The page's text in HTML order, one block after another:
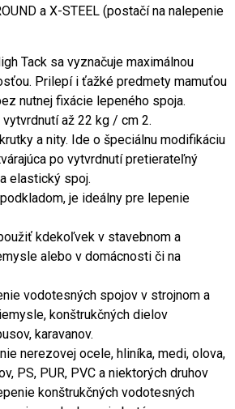
a X-STEEL (postačí na nalepenie
Tack sa vyznačuje maximálnou
Prilepí i ťažké predmety mamuťou
nutnej fixácie lepeného spoja.
až 22 kg / cm 2.
a nity. Ide o špeciálnu modifikáciu
po vytvrdnutí pretierateľný
elastický spoj.
je ideálny pre lepenie
kdekoľvek v stavebnom a
alebo v domácnosti či na
vodotesných spojov v strojnom a
konštrukčných dielov
karavanov.
nerezovej ocele, hliníka, medi, olova,
PS, PUR, PVC a niektorých druhov
konštrukčných vodotesných